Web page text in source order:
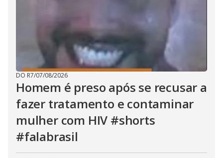
DO R7/07/08/2026
Homem é preso após se recusar a
fazer tratamento e contaminar
mulher com HIV #shorts
#falabrasil